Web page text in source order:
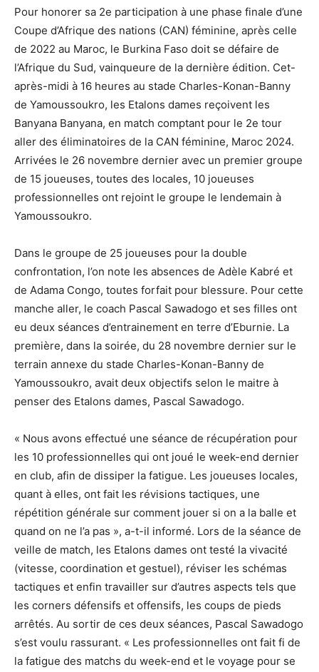
Pour honorer sa 2e participation à une phase finale d’une
Coupe d’Afrique des nations (CAN) féminine, après celle
de 2022 au Maroc, le Burkina Faso doit se défaire de
l’Afrique du Sud, vainqueure de la dernière édition. Cet-
après-midi à 16 heures au stade Charles-Konan-Banny
de Yamoussoukro, les Etalons dames reçoivent les
Banyana Banyana, en match comptant pour le 2e tour
aller des éliminatoires de la CAN féminine, Maroc 2024.
Arrivées le 26 novembre dernier avec un premier groupe
de 15 joueuses, toutes des locales, 10 joueuses
professionnelles ont rejoint le groupe le lendemain à
Yamoussoukro.
Dans le groupe de 25 joueuses pour la double
confrontation, l’on note les absences de Adèle Kabré et
de Adama Congo, toutes forfait pour blessure. Pour cette
manche aller, le coach Pascal Sawadogo et ses filles ont
eu deux séances d’entrainement en terre d’Eburnie. La
première, dans la soirée, du 28 novembre dernier sur le
terrain annexe du stade Charles-Konan-Banny de
Yamoussoukro, avait deux objectifs selon le maitre à
penser des Etalons dames, Pascal Sawadogo.
« Nous avons effectué une séance de récupération pour
les 10 professionnelles qui ont joué le week-end dernier
en club, afin de dissiper la fatigue. Les joueuses locales,
quant à elles, ont fait les révisions tactiques, une
répétition générale sur comment jouer si on a la balle et
quand on ne l’a pas », a-t-il informé. Lors de la séance de
veille de match, les Etalons dames ont testé la vivacité
(vitesse, coordination et gestuel), réviser les schémas
tactiques et enfin travailler sur d’autres aspects tels que
les corners défensifs et offensifs, les coups de pieds
arrêtés. Au sortir de ces deux séances, Pascal Sawadogo
s’est voulu rassurant. « Les professionnelles ont fait fi de
la fatigue des matchs du week-end et le voyage pour se